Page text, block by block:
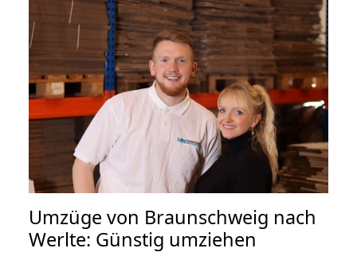
Umzüge von Braunschweig nach
Werlte: Günstig umziehen